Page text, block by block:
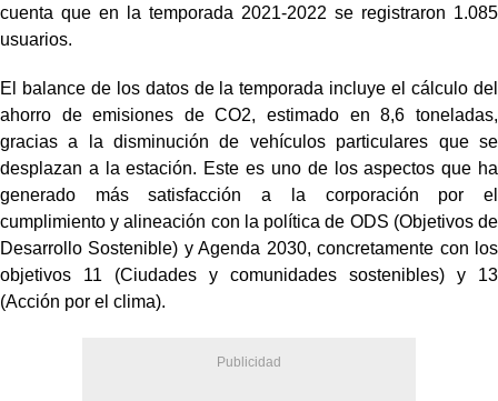
cuenta que en la temporada 2021-2022 se registraron 1.085
usuarios.
El balance de los datos de la temporada incluye el cálculo del
ahorro de emisiones de CO2, estimado en 8,6 toneladas,
gracias a la disminución de vehículos particulares que se
desplazan a la estación. Este es uno de los aspectos que ha
generado más satisfacción a la corporación por el
cumplimiento y alineación con la política de ODS (Objetivos de
Desarrollo Sostenible) y Agenda 2030, concretamente con los
objetivos 11 (Ciudades y comunidades sostenibles) y 13
(Acción por el clima).